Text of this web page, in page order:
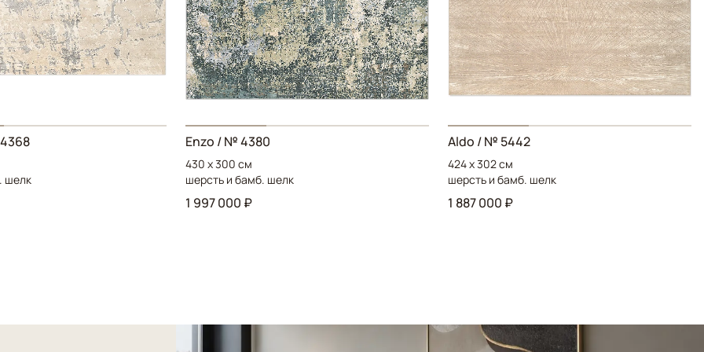
шелк
Enzo / № 4380
430 x 300 см
шерсть и бамб. шелк
1 997 000 ₽
Aldo / № 5442
424 x 302 см
шерсть и бамб. шелк
1 887 000 ₽